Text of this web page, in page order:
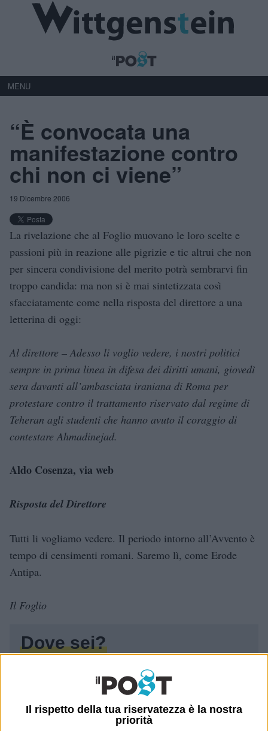
Il rispetto della tua riservatezza è la nostra
priorità
MENU
“È convocata una
manifestazione contro
chi non ci viene”
19 Dicembre 2006
La rivelazione che al Foglio muovano le loro scelte e
passioni più in reazione alle pigrizie e tic altrui che non
per sincera condivisione del merito potrà sembrarvi fin
troppo candida: ma non si è mai sintetizzata così
sfacciatamente come nella risposta del direttore a una
letterina di oggi:
Al direttore – Adesso li voglio vedere, i nostri politici
sempre in prima linea in difesa dei diritti umani, giovedì
sera davanti all’ambasciata iraniana di Roma per
protestare contro il trattamento riservato dal regime di
Teheran agli studenti che hanno avuto il coraggio di
contestare Ahmadinejad.
Aldo Cosenza, via web
Risposta del Direttore
Tutti li vogliamo vedere. Il periodo intorno all’Avvento è
tempo di censimenti romani. Saremo lì, come Erode
Antipa.
Il Foglio
Dove sei?
Wittgenstein è il blog di Luca Sofri, il fondatore e
direttore editoriale del giornale online il Post. Forse
sei qui perché conosci già il Post, o forse sei
capitato qui per altri giri.